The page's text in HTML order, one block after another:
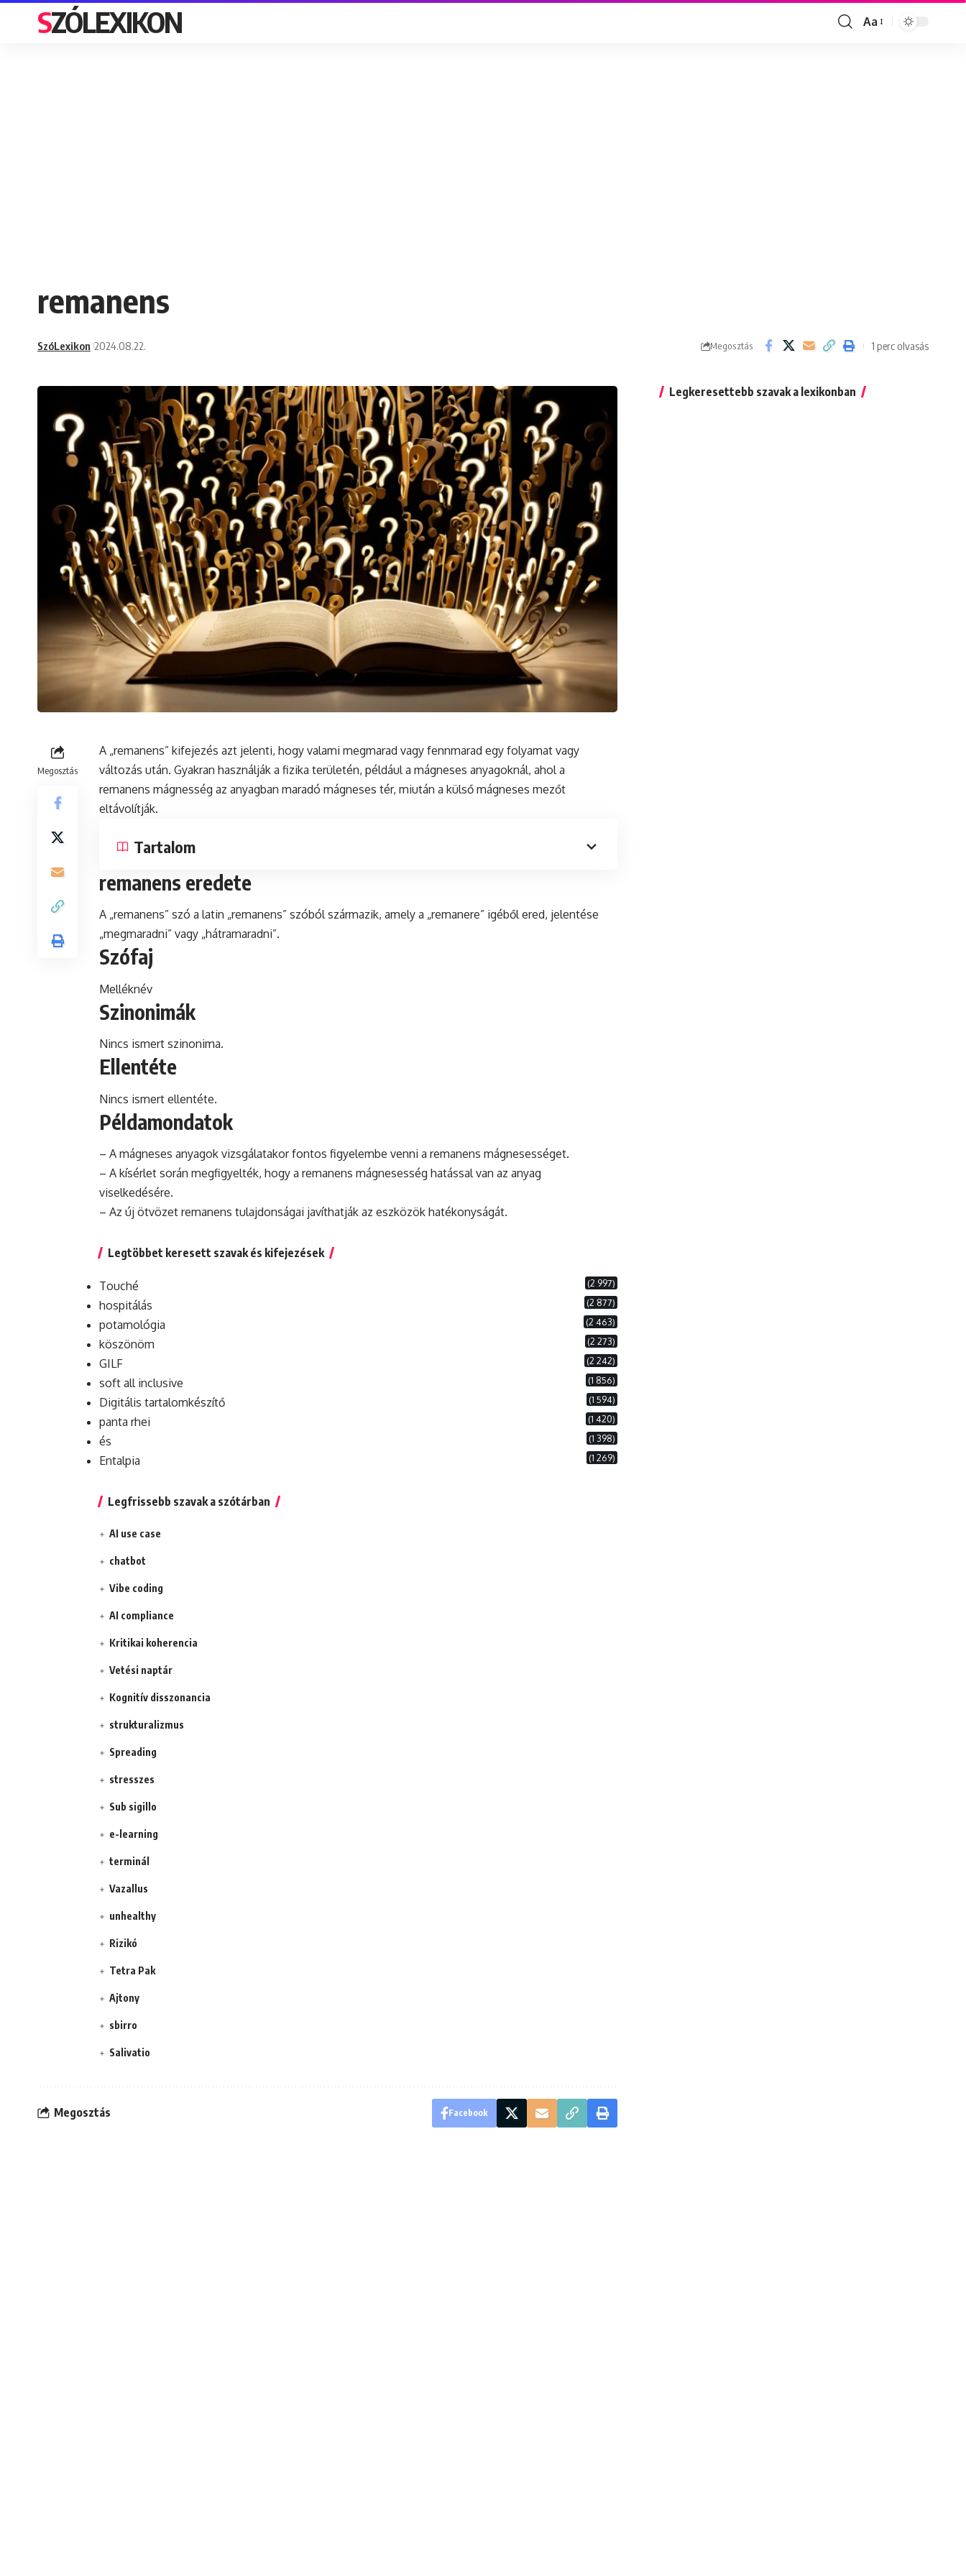
SZÓLEXIKON
Font
Aa
remanens
SzóLexikon 2024.08.22. Megosztás 1 perc olvasás
Megosztás
A „remanens” kifejezés azt jelenti, hogy valami megmarad vagy fennmarad egy folyamat vagy
változás után. Gyakran használják a fizika területén, például a mágneses anyagoknál, ahol a
remanens mágnesség az anyagban maradó mágneses tér, miután a külső mágneses mezőt
eltávolítják.
Tartalom
remanens eredete
A „remanens” szó a latin „remanens” szóból származik, amely a „remanere” igéből ered, jelentése
„megmaradni” vagy „hátramaradni”.
Szófaj
Melléknév
Szinonimák
Nincs ismert szinonima.
Ellentéte
Nincs ismert ellentéte.
Példamondatok
– A mágneses anyagok vizsgálatakor fontos figyelembe venni a remanens mágnesességet.
– A kísérlet során megfigyelték, hogy a remanens mágnesesség hatással van az anyag
viselkedésére.
– Az új ötvözet remanens tulajdonságai javíthatják az eszközök hatékonyságát.
Legtöbbet keresett szavak és kifejezések
Touché (2 997)
hospitálás (2 877)
potamológia (2 463)
köszönöm (2 273)
GILF (2 242)
soft all inclusive (1 856)
Digitális tartalomkészítő (1 594)
panta rhei (1 420)
és (1 398)
Entalpia (1 269)
Legfrissebb szavak a szótárban
AI use case
chatbot
Vibe coding
AI compliance
Kritikai koherencia
Vetési naptár
Kognitív disszonancia
strukturalizmus
Spreading
stresszes
Sub sigillo
e-learning
terminál
Vazallus
unhealthy
Rizikó
Tetra Pak
Ajtony
sbirro
Salivatio
Megosztás Facebook
Legkeresettebb szavak a lexikonban